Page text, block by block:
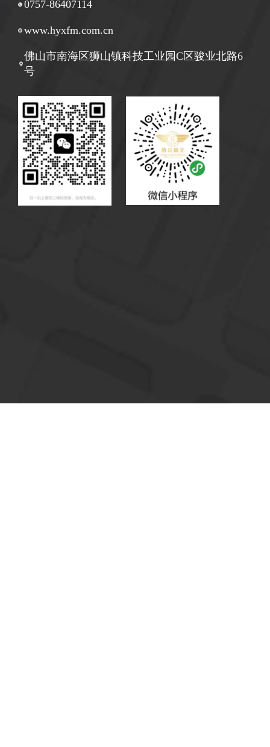
0757-86407114
www.hyxfm.com.cn
佛山市南海区狮山镇科技工业园C区骏业北路6
号